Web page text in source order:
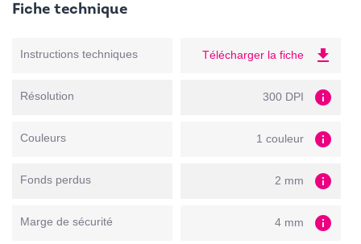
Fiche technique
Instructions techniques Télécharger la fiche file_download
Résolution 300 DPI info
Couleurs 1 couleur info
Fonds perdus 2 mm info
Marge de sécurité 4 mm info